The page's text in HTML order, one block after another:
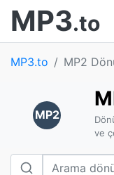
MP3.to
MP3.to MP2
MP2
ve